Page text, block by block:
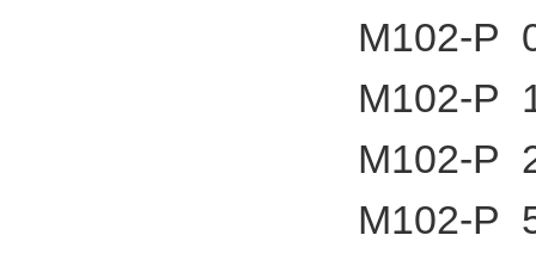
M102-P
M102-P
M102-P
M102-P